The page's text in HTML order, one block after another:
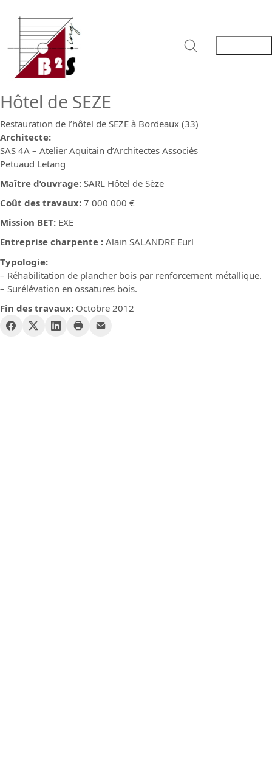
Hôtel de SEZE
Restauration de l’hôtel de SEZE à Bordeaux (33)
Architecte:
SAS 4A – Atelier Aquitain d’Architectes Associés
Petuaud Letang
Maître d’ouvrage: SARL Hôtel de Sèze
Coût des travaux: 7 000 000 €
Mission BET: EXE
Entreprise charpente : Alain SALANDRE Eurl
Typologie:
– Réhabilitation de plancher bois par renforcement métallique.
– Surélévation en ossatures bois.
Fin des travaux: Octobre 2012